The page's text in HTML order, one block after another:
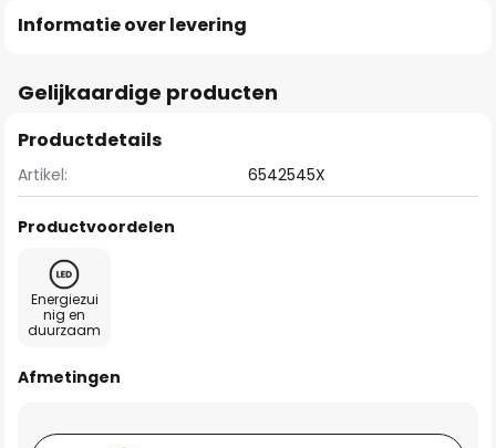
Informatie over levering
Gelijkaardige producten
Productdetails
Artikel: 6542545X
Productvoordelen
Energiezui
nig en
duurzaam
Afmetingen